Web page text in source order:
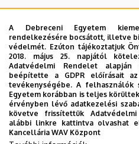
UD
Engedd meg, hogy
Egyetem új applikációját,
készített. Az alkalmazás
segítsünk eligazodni az
tanulmányaiddal kapcsolatban
A Debreceni Egyetem
rendelkezésére bocsátott, illetve
védelmét. Ezúton tájékoztatjuk
2018. május 25. napjától
Adatvédelmi Rendelet
beépítette a GDPR előírásait
tevékenységébe. A felhasználók
Egyetem korábban is teljes
érvényben lévő adatkezelési
követve frissítettük
alábbi linkre kattintva olvashat
Kancellária WAV Központ